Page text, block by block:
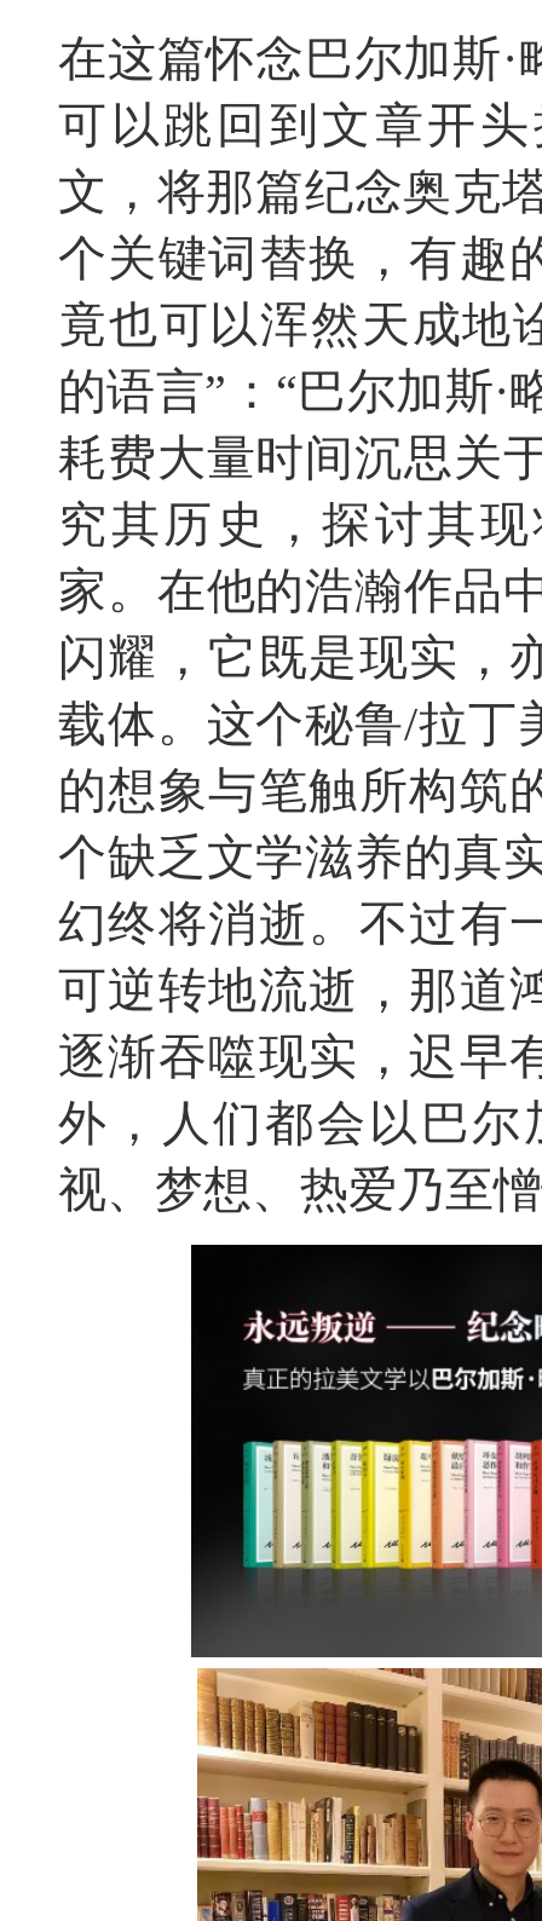
在这篇怀念巴尔加斯
可以跳回到文章开
文，将那篇纪念奥克
个关键词替换，有趣
竟也可以浑然天成地
的语言”：“巴尔加斯
耗费大量时间沉思关
究其历史，探讨其
家。在他的浩瀚作品
闪耀，它既是现实，
载体。这个秘鲁/拉丁
的想象与笔触所构筑
个缺乏文学滋养的真
幻终将消逝。不过有
可逆转地流逝，那道
逐渐吞噬现实，迟早
外，人们都会以巴尔
视、梦想、热爱乃至